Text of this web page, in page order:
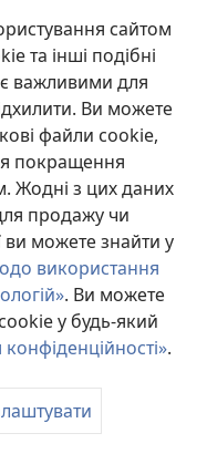
сайтом
та інші подібні
є важливими для
Ви можете
файли cookie,
покращення
Жодні з цих даних
продажу чи
ви можете знайти у
використання
. Ви можете
у будь-який
.